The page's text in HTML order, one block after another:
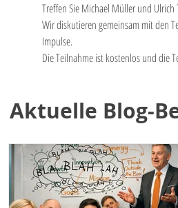
Treffen Sie Michael Müller und
Wir diskutieren gemeinsam mit den
Impulse.
Die Teilnahme ist kostenlos und die
Aktuelle Blog-